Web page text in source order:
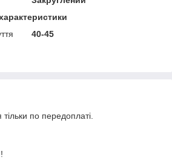
40-45
по передоплаті.